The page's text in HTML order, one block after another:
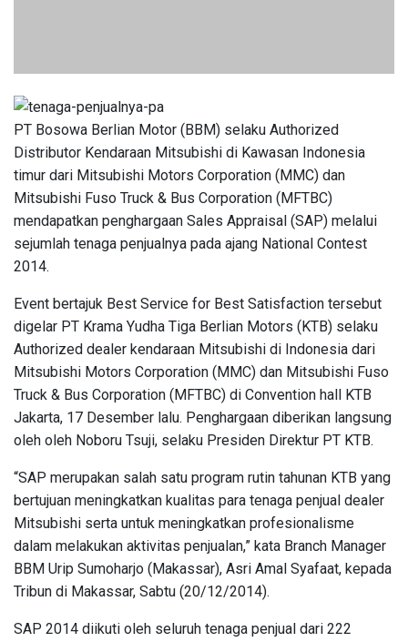
PT Bosowa Berlian Motor (BBM) selaku Authorized
Distributor Kendaraan Mitsubishi di Kawasan Indonesia
timur dari Mitsubishi Motors Corporation (MMC) dan
Mitsubishi Fuso Truck & Bus Corporation (MFTBC)
mendapatkan penghargaan Sales Appraisal (SAP) melalui
sejumlah tenaga penjualnya pada ajang National Contest
2014.
Event bertajuk Best Service for Best Satisfaction tersebut
digelar PT Krama Yudha Tiga Berlian Motors (KTB) selaku
Authorized dealer kendaraan Mitsubishi di Indonesia dari
Mitsubishi Motors Corporation (MMC) dan Mitsubishi Fuso
Truck & Bus Corporation (MFTBC) di Convention hall KTB
Jakarta, 17 Desember lalu. Penghargaan diberikan langsung
oleh oleh Noboru Tsuji, selaku Presiden Direktur PT KTB.
“SAP merupakan salah satu program rutin tahunan KTB yang
bertujuan meningkatkan kualitas para tenaga penjual dealer
Mitsubishi serta untuk meningkatkan profesionalisme
dalam melakukan aktivitas penjualan,” kata Branch Manager
BBM Urip Sumoharjo (Makassar), Asri Amal Syafaat, kepada
Tribun di Makassar, Sabtu (20/12/2014).
SAP 2014 diikuti oleh seluruh tenaga penjual dari 222